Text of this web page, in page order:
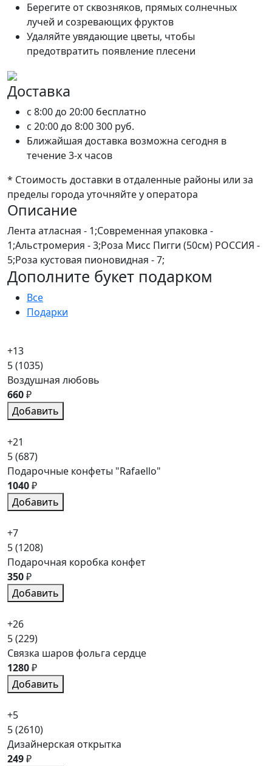
Берегите от сквозняков, прямых солнечных
лучей и созревающих фруктов
Удаляйте увядающие цветы, чтобы
предотвратить появление плесени
Доставка
c 8:00 до 20:00 бесплатно
c 20:00 до 8:00300 руб.
Ближайшая доставка возможна сегодня в
течение 3-х часов
* Стоимость доставки в отдаленные районы или за
пределы города уточняйте у оператора
Описание
Лента атласная - 1;Современная упаковка -
1;Альстромерия - 3;Роза Мисс Пигги (50см) РОССИЯ -
5;Роза кустовая пионовидная - 7;
Дополните букет подарком
Все
Подарки
+13
5(1035)
Воздушная любовь
660₽
Добавить
+21
5(687)
Подарочные конфеты "Rafaello"
1040₽
Добавить
+7
5(1208)
Подарочная коробка конфет
350₽
Добавить
+26
5(229)
Связка шаров фольга сердце
1280₽
Добавить
+5
5(2610)
Дизайнерская открытка
249₽